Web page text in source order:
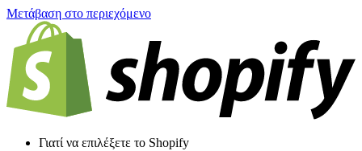
Μετάβαση στο περιεχόμενο
Γιατί να επιλέξετε το Shopify